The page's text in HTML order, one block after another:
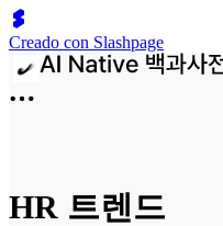
Creado con Slashpage
HR 트렌드